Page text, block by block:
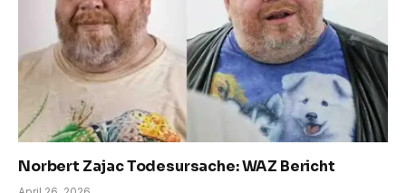
Norbert Zajac Todesursache: WAZ Bericht